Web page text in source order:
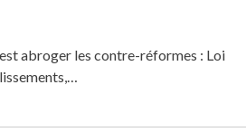
abroger les contre-réformes : Loi